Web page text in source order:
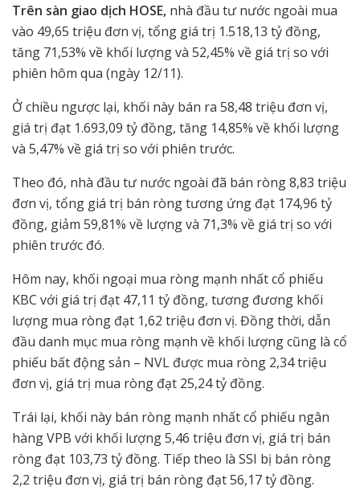
Trên sàn giao dịch HOSE, nhà đầu tư nước ngoài mua
vào 49,65 triệu đơn vị, tổng giá trị 1.518,13 tỷ đồng,
tăng 71,53% về khối lượng và 52,45% về giá trị so với
phiên hôm qua (ngày 12/11).
Ở chiều ngược lại, khối này bán ra 58,48 triệu đơn vị,
giá trị đạt 1.693,09 tỷ đồng, tăng 14,85% về khối lượng
và 5,47% về giá trị so với phiên trước.
Theo đó, nhà đầu tư nước ngoài đã bán ròng 8,83 triệu
đơn vị, tổng giá trị bán ròng tương ứng đạt 174,96 tỷ
đồng, giảm 59,81% về lượng và 71,3% về giá trị so với
phiên trước đó.
Hôm nay, khối ngoại mua ròng mạnh nhất cổ phiếu
KBC với giá trị đạt 47,11 tỷ đồng, tương đương khối
lượng mua ròng đạt 1,62 triệu đơn vị. Đồng thời, dẫn
đầu danh mục mua ròng mạnh về khối lượng cũng là cổ
phiếu bất động sản – NVL được mua ròng 2,34 triệu
đơn vị, giá trị mua ròng đạt 25,24 tỷ đồng.
Trái lại, khối này bán ròng mạnh nhất cổ phiếu ngân
hàng VPB với khối lượng 5,46 triệu đơn vị, giá trị bán
ròng đạt 103,73 tỷ đồng. Tiếp theo là SSI bị bán ròng
2,2 triệu đơn vị, giá trị bán ròng đạt 56,17 tỷ đồng.